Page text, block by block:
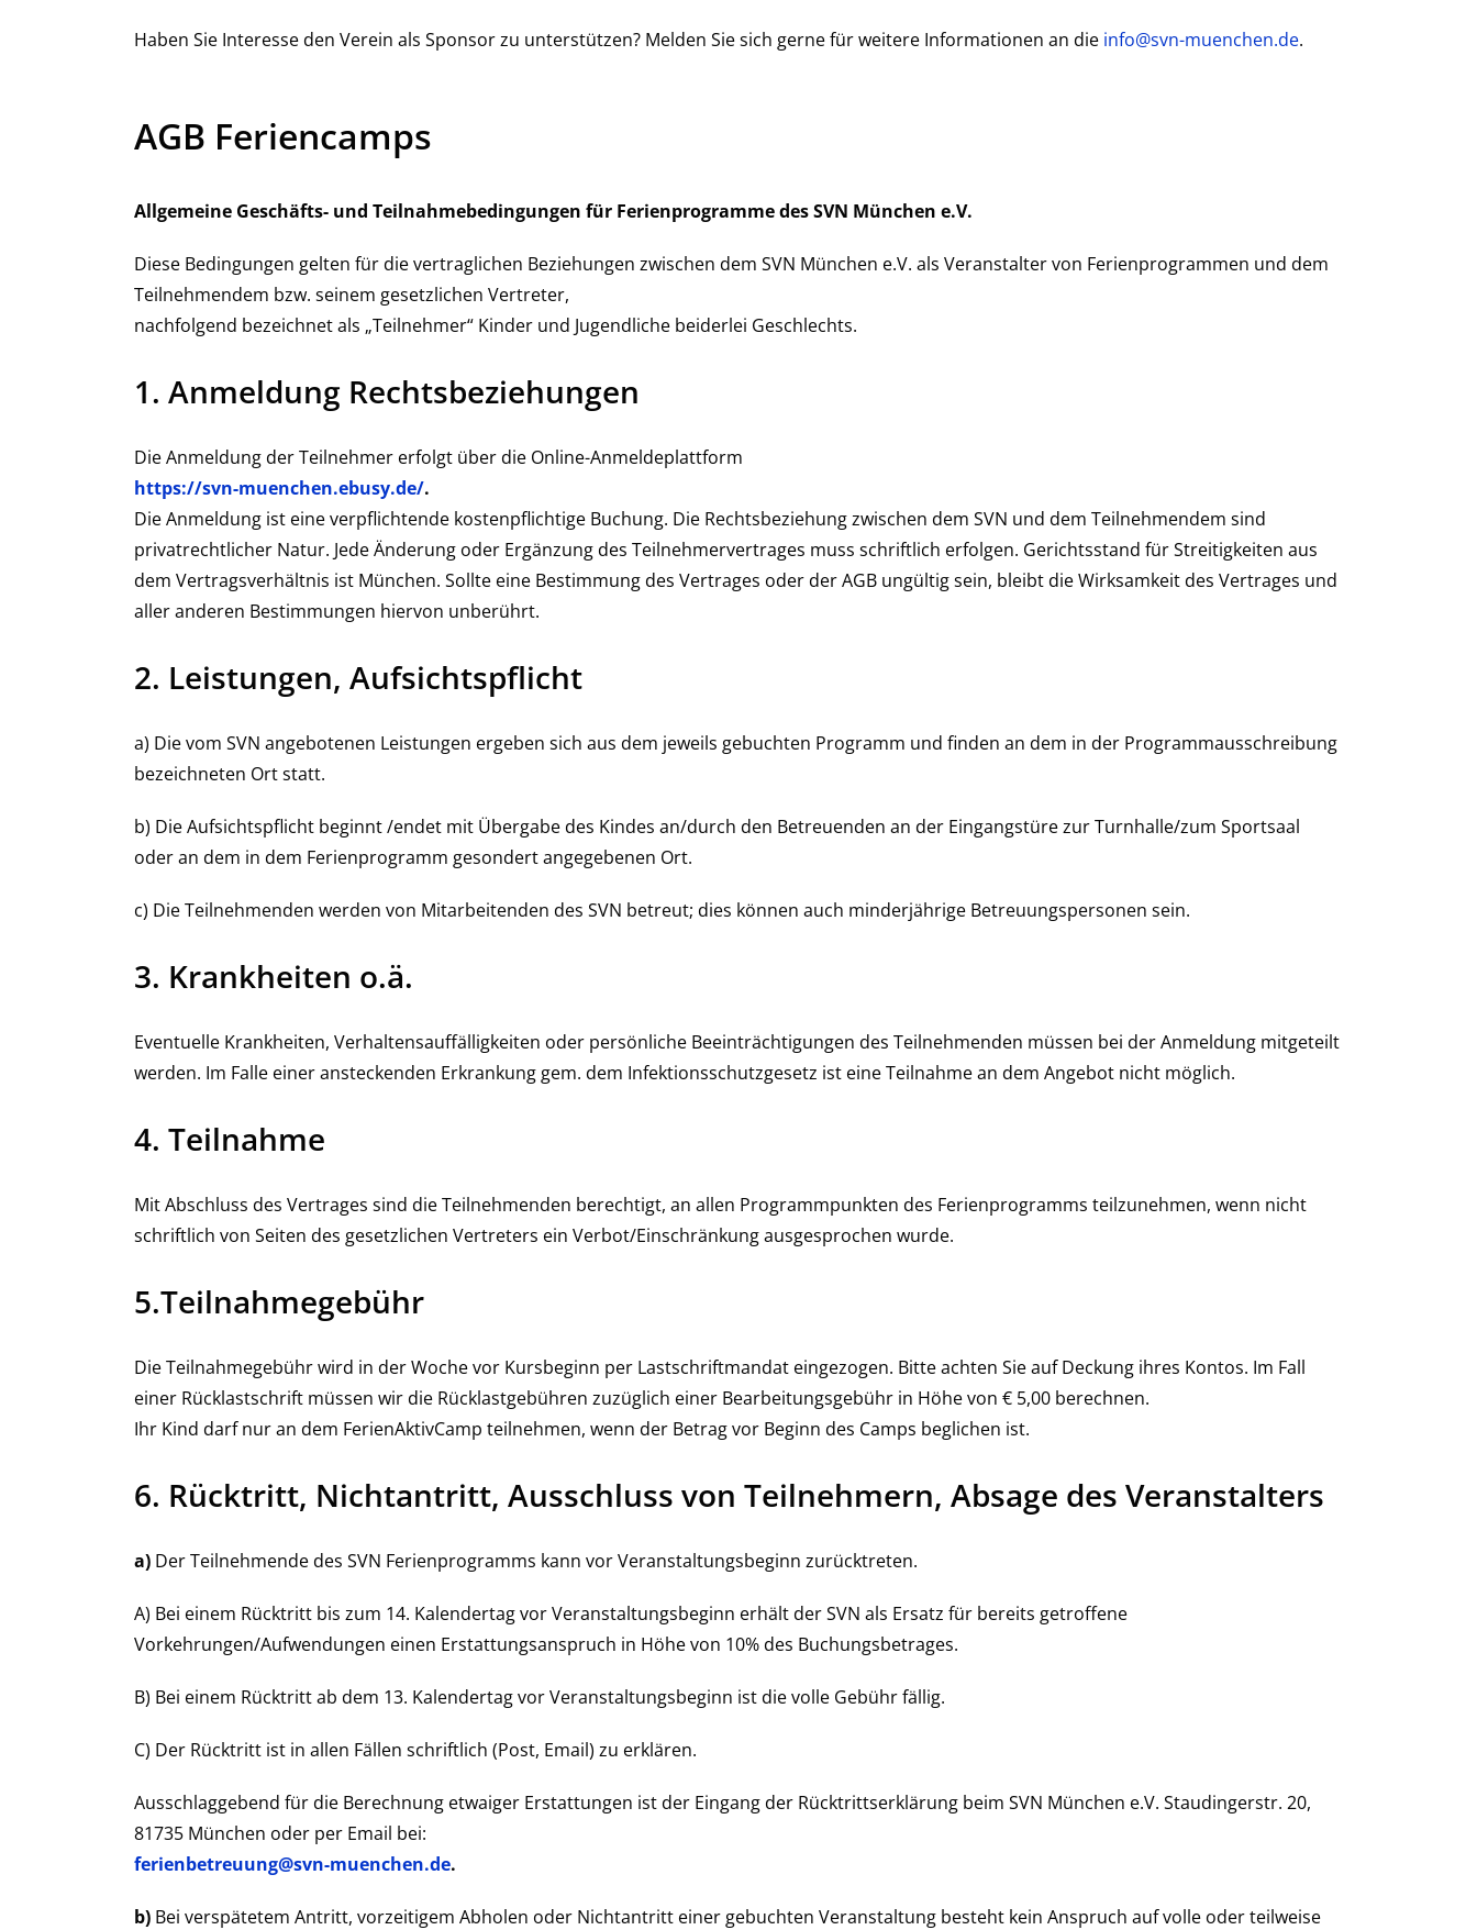
Haben Sie Interesse den Verein als Sponsor zu unterstützen? Melden Sie sich gerne für weitere Informationen an die info@svn-muenchen.de.
AGB Feriencamps
Allgemeine Geschäfts- und Teilnahmebedingungen für Ferienprogramme des SVN München e.V.
Diese Bedingungen gelten für die vertraglichen Beziehungen zwischen dem SVN München e.V. als Veranstalter von Ferienprogrammen und dem
Teilnehmendem bzw. seinem gesetzlichen Vertreter,
nachfolgend bezeichnet als „Teilnehmer“ Kinder und Jugendliche beiderlei Geschlechts.
1. Anmeldung Rechtsbeziehungen
Die Anmeldung der Teilnehmer erfolgt über die Online-Anmeldeplattform
https://svn-muenchen.ebusy.de/.
Die Anmeldung ist eine verpflichtende kostenpflichtige Buchung. Die Rechtsbeziehung zwischen dem SVN und dem Teilnehmendem sind
privatrechtlicher Natur. Jede Änderung oder Ergänzung des Teilnehmervertrages muss schriftlich erfolgen. Gerichtsstand für Streitigkeiten aus
dem Vertragsverhältnis ist München. Sollte eine Bestimmung des Vertrages oder der AGB ungültig sein, bleibt die Wirksamkeit des Vertrages und
aller anderen Bestimmungen hiervon unberührt.
2. Leistungen, Aufsichtspflicht
a) Die vom SVN angebotenen Leistungen ergeben sich aus dem jeweils gebuchten Programm und finden an dem in der Programmausschreibung
bezeichneten Ort statt.
b) Die Aufsichtspflicht beginnt /endet mit Übergabe des Kindes an/durch den Betreuenden an der Eingangstüre zur Turnhalle/zum Sportsaal
oder an dem in dem Ferienprogramm gesondert angegebenen Ort.
c) Die Teilnehmenden werden von Mitarbeitenden des SVN betreut; dies können auch minderjährige Betreuungspersonen sein.
3. Krankheiten o.ä.
Eventuelle Krankheiten, Verhaltensauffälligkeiten oder persönliche Beeinträchtigungen des Teilnehmenden müssen bei der Anmeldung mitgeteilt
werden. Im Falle einer ansteckenden Erkrankung gem. dem Infektionsschutzgesetz ist eine Teilnahme an dem Angebot nicht möglich.
4. Teilnahme
Mit Abschluss des Vertrages sind die Teilnehmenden berechtigt, an allen Programmpunkten des Ferienprogramms teilzunehmen, wenn nicht
schriftlich von Seiten des gesetzlichen Vertreters ein Verbot/Einschränkung ausgesprochen wurde.
5.Teilnahmegebühr
Die Teilnahmegebühr wird in der Woche vor Kursbeginn per Lastschriftmandat eingezogen. Bitte achten Sie auf Deckung ihres Kontos. Im Fall
einer Rücklastschrift müssen wir die Rücklastgebühren zuzüglich einer Bearbeitungsgebühr in Höhe von € 5,00 berechnen.
Ihr Kind darf nur an dem FerienAktivCamp teilnehmen, wenn der Betrag vor Beginn des Camps beglichen ist.
6. Rücktritt, Nichtantritt, Ausschluss von Teilnehmern, Absage des Veranstalters
a)Der Teilnehmende des SVN Ferienprogramms kann vor Veranstaltungsbeginn zurücktreten.
A) Bei einem Rücktritt bis zum 14. Kalendertag vor Veranstaltungsbeginn erhält der SVN als Ersatz für bereits getroffene
Vorkehrungen/Aufwendungen einen Erstattungsanspruch in Höhe von 10% des Buchungsbetrages.
B) Bei einem Rücktritt ab dem 13. Kalendertag vor Veranstaltungsbeginn ist die volle Gebühr fällig.
C) Der Rücktritt ist in allen Fällen schriftlich (Post, Email) zu erklären.
Ausschlaggebend für die Berechnung etwaiger Erstattungen ist der Eingang der Rücktrittserklärung beim SVN München e.V. Staudingerstr. 20,
81735 München oder per Email bei:
ferienbetreuung@svn-muenchen.de.
b)Bei verspätetem Antritt, vorzeitigem Abholen oder Nichtantritt einer gebuchten Veranstaltung besteht kein Anspruch auf volle oder teilweise